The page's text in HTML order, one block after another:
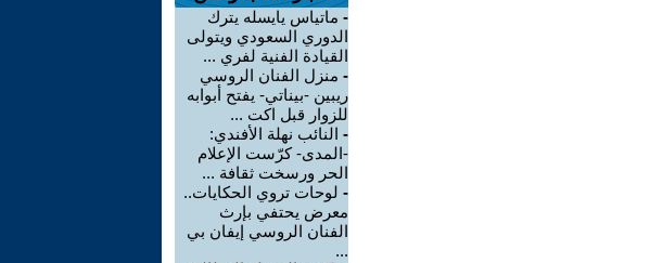
- ماتياس يايسله يترك
الدوري السعودي ويتولى
القيادة الفنية لفري ...
- منزل الفنان الروسي
ريبين -بيناتي- يفتح أبوابه
للزوار قبل اكت ...
- النائب نهلة الأفندي:
-المدى- كرّست الإعلام
الحر ورسخت ثقافة ...
- لوحات تروي الحكايات..
معرض يحتفي بإرث
الفنان الروسي إيفان بي
...